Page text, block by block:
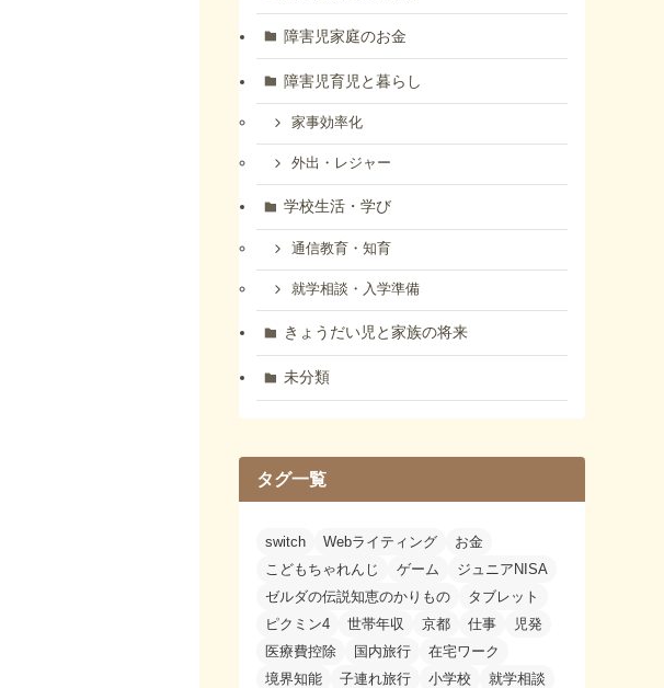
障害児家庭のお金
障害児育児と暮らし
家事効率化
外出・レジャー
学校生活・学び
通信教育・知育
就学相談・入学準備
きょうだい児と家族の将来
未分類
タグ一覧
switch Webライティング
お金
こどもちゃれんじ
ゲーム
ジュニアNISA
ゼルダの伝説知恵のかりもの
タブレット
ピクミン4
世帯年収 京都 仕事
児発
医療費控除
国内旅行
在宅ワーク
境界知能
子連れ旅行 小学校 就学相談